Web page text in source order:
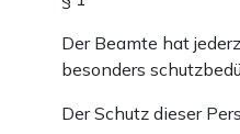
Der Beamte hat
besonders
Der Schutz dieser